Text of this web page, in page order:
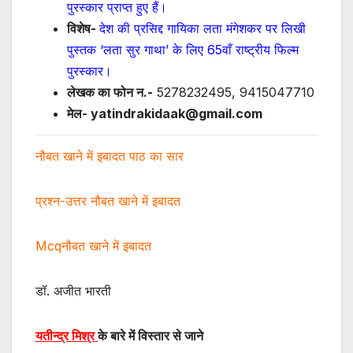
पुरस्कार प्राप्त हुए हैं।
विशेष-देश की प्रसिद्द गायिका लता मंगेशकर पर लिखी
पुस्तक ‘लता सुर गाथा’ के लिए 65वाँ राष्ट्रीय फिल्म
पुरस्कार।
लेखक का फोन न.- 5278232495, 9415047710
मेल- yatindrakidaak@gmail.com
नौबत खाने में इबादत पाठ का सार
प्रश्न-उत्तर नौबत खाने में इबादत
Mcqनौबत खाने में इबादत
डॉ. अजीत भारती
यतीन्द्र मिश्रके बारे में विस्तार से जाने